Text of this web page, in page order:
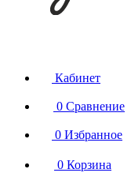
Кабинет
0 Сравнение
0 Избранное
0 Корзина